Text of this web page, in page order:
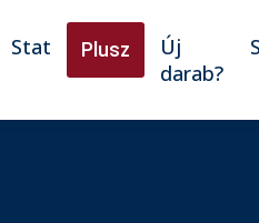
Stat Plusz
Új
darab?